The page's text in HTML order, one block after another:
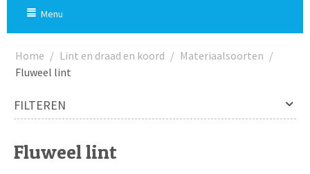
Menu
Home / Lint en draad en koord / Materiaalsoorten /
Fluweel lint
FILTEREN
Fluweel lint